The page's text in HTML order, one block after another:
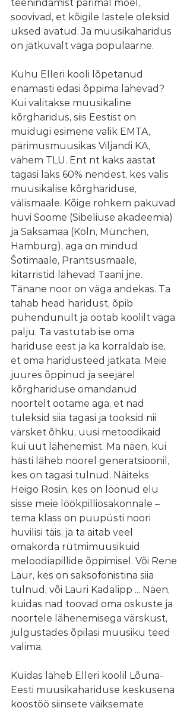
teenindamist parimal moel,
soovivad, et kõigile lastele oleksid
uksed avatud. Ja muusikaharidus
on jätkuvalt väga populaarne.
Kuhu Elleri kooli lõpetanud
enamasti edasi õppima lähevad?
Kui valitakse muusikaline
kõrgharidus, siis Eestist on
muidugi esimene valik EMTA,
pärimusmuusikas Viljandi KA,
vähem TLÜ. Ent nt kaks aastat
tagasi läks 60% nendest, kes valis
muusikalise kõrghariduse,
välismaale. Kõige rohkem pakuvad
huvi Soome (Sibeliuse akadeemia)
ja Saksamaa (Köln, München,
Hamburg), aga on mindud
Šotimaale, Prantsusmaale,
kitarristid lähevad Taani jne.
Tänane noor on väga andekas. Ta
tahab head haridust, õpib
pühendunult ja ootab koolilt väga
palju. Ta vastutab ise oma
hariduse eest ja ka korraldab ise,
et oma haridusteed jätkata. Meie
juures õppinud ja seejärel
kõrghariduse omandanud
noortelt ootame aga, et nad
tuleksid siia tagasi ja tooksid nii
värsket õhku, uusi metoodikaid
kui uut lähenemist. Ma näen, kui
hästi läheb noorel generatsioonil,
kes on tagasi tulnud. Näiteks
Heigo Rosin, kes on löönud elu
sisse meie löökpilliosakonnale –
tema klass on puupüsti noori
huvilisi täis, ja ta aitab veel
omakorda rütmimuusikuid
meloodiapillide õppimisel. Või Rene
Laur, kes on saksofonistina siia
tulnud, või Lauri Kadalipp ... Näen,
kuidas nad toovad oma oskuste ja
noortele lähenemisega värskust,
julgustades õpilasi muusiku teed
valima.
Kuidas läheb Elleri koolil Lõuna-
Eesti muusikahariduse keskusena
koostöö siinsete väiksemate